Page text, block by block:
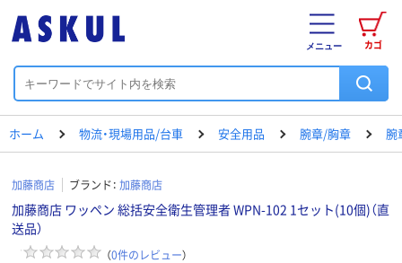
カゴ
メニュー
ホーム 物流・現場用品/台車 安全用品 腕章/胸章 腕
加藤商店 ブランド： 加藤商店
加藤商店 ワッペン 総括安全衛生管理者 WPN-102 1セット(10個)（直
送品）
（0件のレビュー）